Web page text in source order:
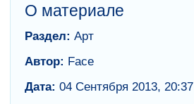
О материале
Раздел: Арт
Автор: Face
Дата: 04 Сентября 2013, 20:37